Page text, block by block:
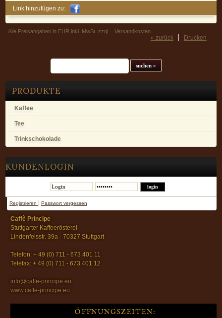
PRODUKTE
Kaffee
Tee
Trinkschokolade
KUNDENLOGIN
Registrieren Passwort vergessen
Caffè Principe
Stuttgarter Kaffeerösterei
Lindenfelsstr. 39a · 70327 Stuttgart
Telefon: + 49 (0) 711 - 673 401 11
Telefax: + 49 (0) 711 - 673 401 12
info@caffe-principe.eu
www.caffe-principe.eu
ÖFFNUNGSZEITEN:
Link hinzufügen zu:
Alle Preisangaben in EUR inkl. MwSt. zzgl. Versandkosten
Drucken
« zurück